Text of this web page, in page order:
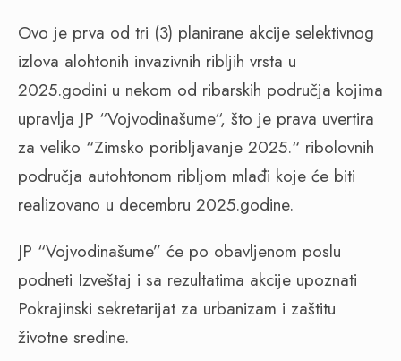
Ovo je prva od tri (3) planirane akcije selektivnog
izlova alohtonih invazivnih ribljih vrsta u
2025.godini u nekom od ribarskih područja kojima
upravlja JP “Vojvodinašume“, što je prava uvertira
za veliko “Zimsko poribljavanje 2025.“ ribolovnih
područja autohtonom ribljom mlađi koje će biti
realizovano u decembru 2025.godine.
JP “Vojvodinašume” će po obavljenom poslu
podneti Izveštaj i sa rezultatima akcije upoznati
Pokrajinski sekretarijat za urbanizam i zaštitu
životne sredine.